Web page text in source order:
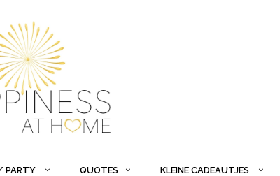
PARTY QUOTES KLEINE CADEAUTJES